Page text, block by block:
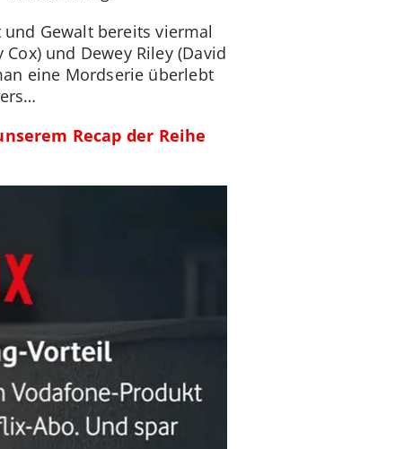
Gewalt bereits viermal
und Dewey Riley (David
eine Mordserie überlebt
Recap der Reihe